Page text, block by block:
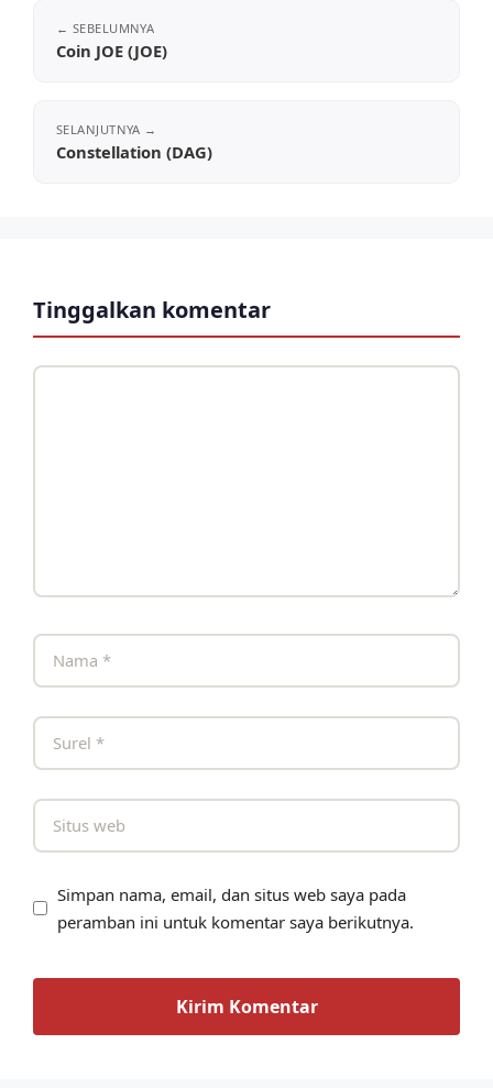
Coin JOE (JOE)
Constellation (DAG)
Tinggalkan komentar
Komentar
Nama
Surel
Situs
Simpan nama, email, dan situs web saya pada
peramban ini untuk komentar saya berikutnya.